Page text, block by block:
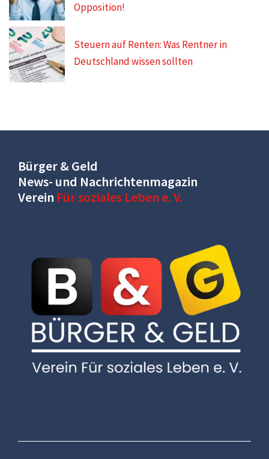
Opposition!
Steuern auf Renten: Was Rentner in
Deutschland wissen sollten
Bürger & Geld
News- und Nachrichtenmagazin
Verein Für soziales Leben e. V.